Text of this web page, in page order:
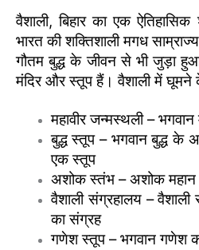
वैशाली, बिहार का एक
भारत की शक्तिशाली मगध
गौतम बुद्ध के जीवन से भी जुड़ा
मंदिर और स्तूप हैं। वैशाली में
महावीर जन्मस्थली – भगवान
बुद्ध स्तूप – भगवान बुद्ध के
एक स्तूप
अशोक स्तंभ – अशोक महान
वैशाली संग्रहालय – वैशाली
का संग्रह
गणेश स्तूप – भगवान गणेश